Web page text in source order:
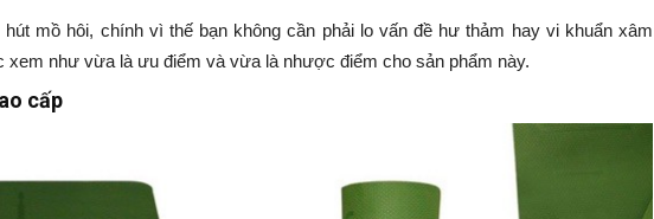
mồ hôi, chính vì thế bạn không cần phải lo vấn đề hư thảm hay vi khuẩn xâm
xem như vừa là ưu điểm và vừa là nhược điểm cho sản phẩm này.
cấp